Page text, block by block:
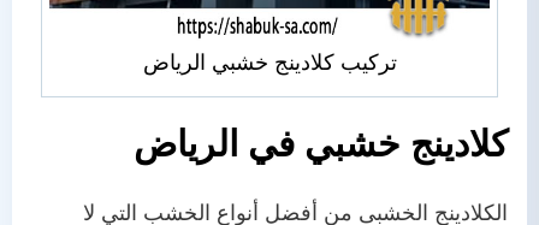
تركيب كلادينج خشبي الرياض
كلادينج خشبي في الرياض
الكلادينج الخشبى من أفضل أنواع الخشب التي لا